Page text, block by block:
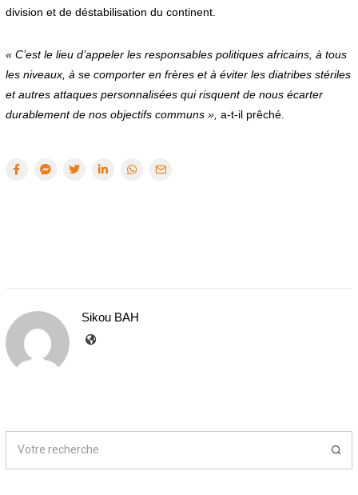
division et de déstabilisation du continent.
« C’est le lieu d’appeler les responsables politiques africains, à tous
les niveaux, à se comporter en frères et à éviter les diatribes stériles
et autres attaques personnalisées qui risquent de nous écarter
durablement de nos objectifs communs », a-t-il prêché.
Sikou BAH